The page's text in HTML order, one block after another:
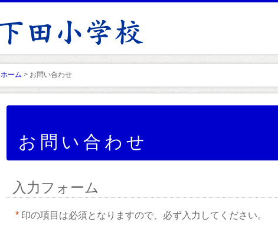
ホーム > お問い合わせ
お問い合わせ
入力フォーム
* 印の項目は必須となりますので、必ず入力してください。